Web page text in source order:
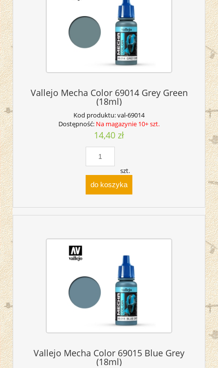
Vallejo Mecha Color 69014 Grey Green
(18ml)
Kod produktu:val-69014
Dostępność: Na magazynie 10+ szt.
14,40 zł
szt.
do koszyka
Vallejo Mecha Color 69015 Blue Grey
(18ml)